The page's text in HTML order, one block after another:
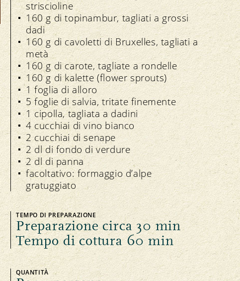
striscioline
160 g di topinambur, tagliati a grossi
dadi
160 g di cavoletti di Bruxelles, tagliati a
metà
160 g di carote, tagliate a rondelle
160 g di kalette (flower sprouts)
1 foglia di alloro
5 foglie di salvia, tritate finemente
1 cipolla, tagliata a dadini
4 cucchiai di vino bianco
2 cucchiai di senape
2 dl di fondo di verdure
2 dl di panna
facoltativo: formaggio d’alpe
gratuggiato
TEMPO DI PREPARAZIONE
Preparazione circa 30 min
Tempo di cottura 60 min
QUANTITÀ